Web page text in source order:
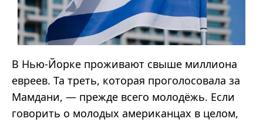
В Нью-Йорке проживают свыше миллиона
евреев. Та треть, которая проголосовала за
Мамдани, — прежде всего молодёжь. Если
говорить о молодых американцах в целом,